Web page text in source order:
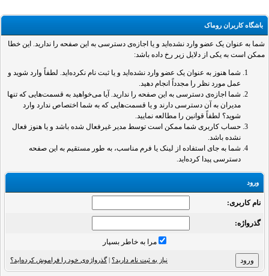
باشگاه کاربران روماک
شما به عنوان یک عضو وارد نشده‌اید و یا اجازه‌ی دسترسی به این صفحه را ندارید. این خطا
ممکن است به یکی از دلایل زیر رخ داده باشد:
شما هنوز به عنوان یک عضو وارد نشده‌اید و یا ثبت نام نکرده‌اید. لطفاً وارد شوید و
عمل مورد نظر را مجدداً انجام دهید.
شما اجازه‌ی دسترسی به این صفحه را ندارید. آیا می‌خواهید به قسمت‌هایی که تنها
مدیران به آن دسترسی دارند و یا قسمت‌هایی که به شما اختصاص ندارد وارد
شوید؟ لطفاً قوانین را مطالعه نمایید.
حساب کاربری شما ممکن است توسط مدیر غیرفعال شده باشد و یا هنوز فعال
نشده باشد.
شما به جای استفاده از لینک یا فرم مناسب، به طور مستقیم به این صفحه
دسترسی پیدا کرده‌اید.
ورود
نام کاربری:
گذرواژه‌:
مرا به خاطر بسپار
نیاز به ثبت نام دارید؟ |گذرواژه‌ی خود را فراموش کرده‌اید؟